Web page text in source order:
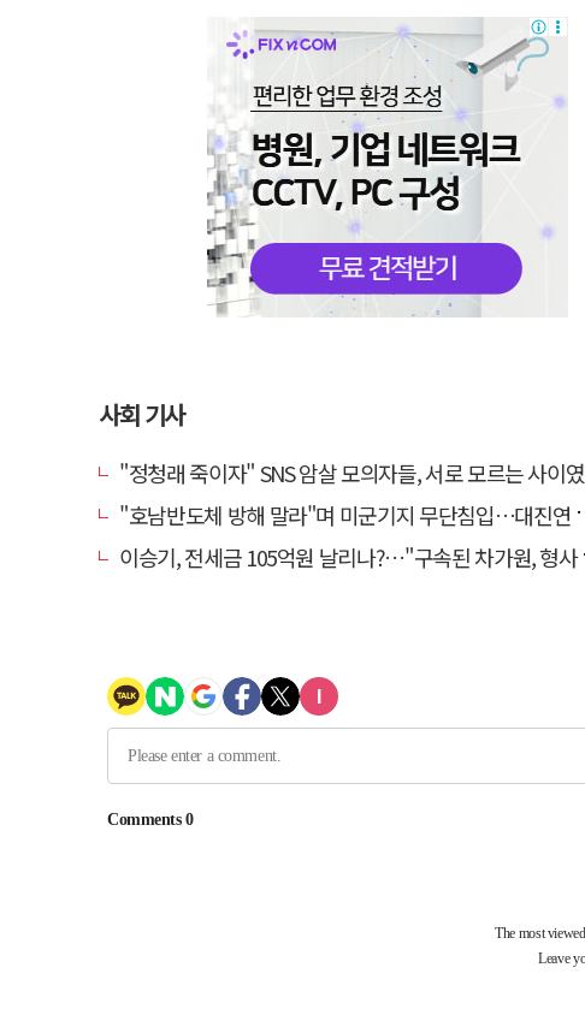
사회 기사
"정청래 죽이자" SNS 암살 모의자들, 서로 모르는 사이였다…檢송치
"호남반도체 방해 말라"며 미군기지 무단침입…대진연 회원 3명 '구속'
이승기, 전세금 105억원 날리나?…"구속된 차가원, 형사 범죄 영역"